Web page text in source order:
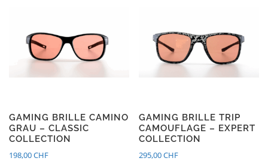
GAMING BRILLE CAMINO
GRAU – CLASSIC
COLLECTION
198,00CHF
GAMING BRILLE TRIP
CAMOUFLAGE – EXPERT
COLLECTION
295,00CHF